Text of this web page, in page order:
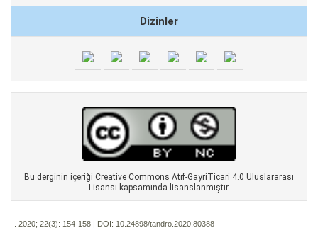
Dizinler
Bu derginin içeriği Creative Commons Atıf-GayriTicari 4.0 Uluslararası
Lisansı kapsamında lisanslanmıştır.
. 2020; 22(3): 154-158 | DOI: 10.24898/tandro.2020.80388